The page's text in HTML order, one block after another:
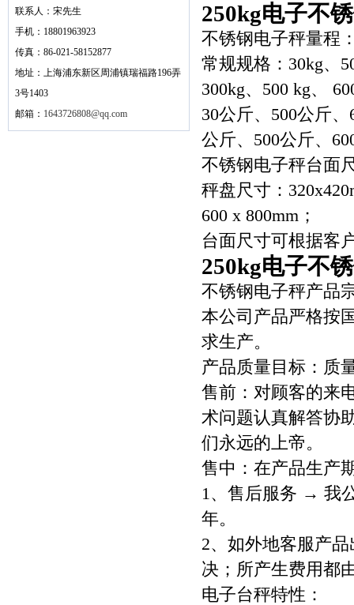
联系人：宋先生
手机：18801963923
传真：86-021-58152877
地址：上海浦东新区周浦镇瑞福路196弄
3号1403
邮箱： 1643726808@qq.com
250kg电子不
不锈钢电子秤量程
常规规格：30kg、
300kg、500 kg、
30公斤、500公斤
公斤、500公斤、
不锈钢电子秤台面
秤盘尺寸：
600 x 800mm；
台面尺寸可根据客
250kg电子不
不锈钢电子秤产品
本公司产品严格按
求生产。
产品质量目标：质
售前：对顾客的来
术问题认真解答协
们永远的上帝。
售中：在产品生产
1、售后服务 → 我
年。
2、如外地客服产
决；所产生费用都
电子台秤特性：